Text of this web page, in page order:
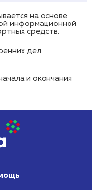
на основе
информационной
средств.
дел
и окончания